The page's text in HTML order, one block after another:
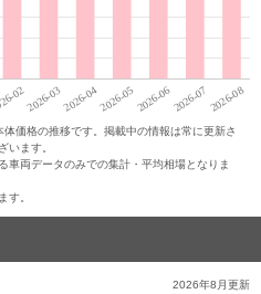
価格の推移です。掲載中の情報は常に更新さ
います。
両データのみでの集計・平均相場となりま
す。
2026年8月更新